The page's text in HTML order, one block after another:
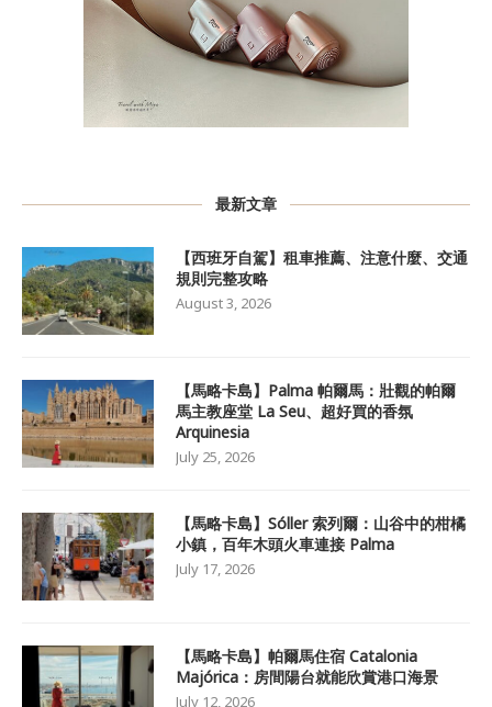
最新文章
【西班牙自駕】租車推薦、注意什麼、交通
規則完整攻略
August 3, 2026
【馬略卡島】Palma 帕爾馬：壯觀的帕爾
馬主教座堂 La Seu、超好買的香氛
Arquinesia
July 25, 2026
【馬略卡島】Sóller 索列爾：山谷中的柑橘
小鎮，百年木頭火車連接 Palma
July 17, 2026
【馬略卡島】帕爾馬住宿 Catalonia
Majórica：房間陽台就能欣賞港口海景
July 12, 2026